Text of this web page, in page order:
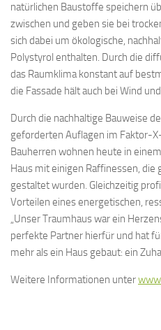
natürlichen Baustoffe speichern
zwischen und geben sie bei
sich dabei um ökologische,
Polystyrol enthalten. Durch die
das Raumklima konstant auf
die Fassade hält auch bei Wind
Durch die nachhaltige Bauweise
geforderten Auflagen im Faktor-
Bauherren wohnen heute in
Haus mit einigen Raffinessen, die
gestaltet wurden. Gleichzeitig
Vorteilen eines energetischen,
„Unser Traumhaus war ein
perfekte Partner hierfür und hat
mehr als ein Haus gebaut: ein
Weitere Informationen unter